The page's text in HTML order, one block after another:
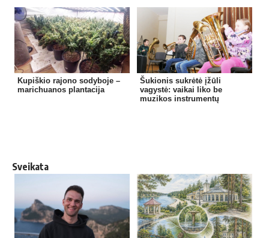
Kupiškio rajono sodyboje –
marichuanos plantacija
Šukionis sukrėtė įžūli
vagystė: vaikai liko be
muzikos instrumentų
Sveikata